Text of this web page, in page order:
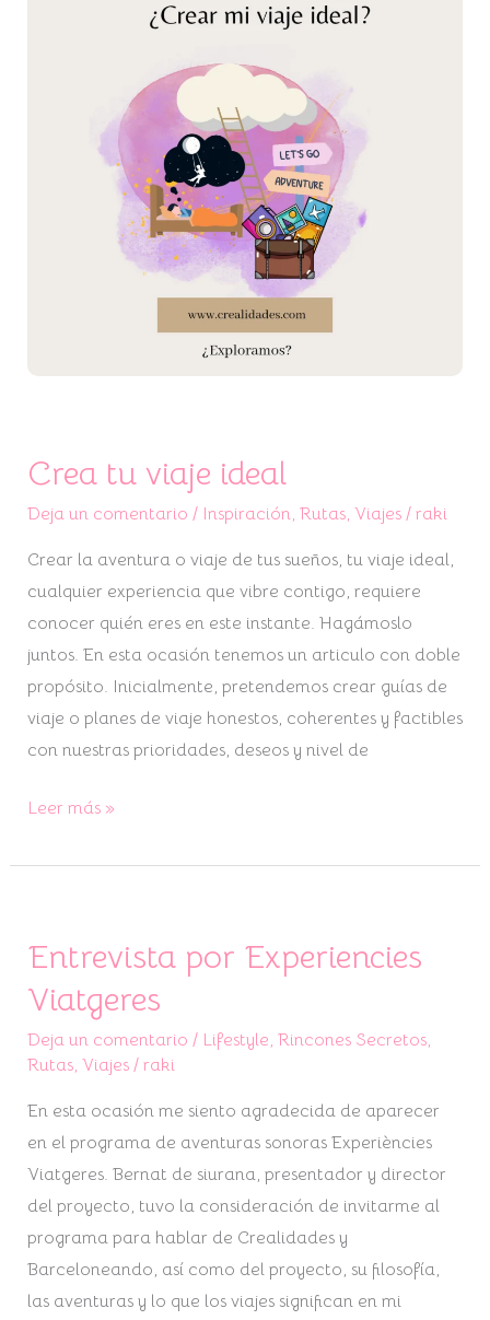
Crea tu viaje ideal
Deja un comentario / Inspiración, Rutas, Viajes/ raki
Crear la aventura o viaje de tus sueños, tu viaje ideal,
cualquier experiencia que vibre contigo, requiere
conocer quién eres en este instante. Hagámoslo
juntos. En esta ocasión tenemos un articulo con doble
propósito. Inicialmente, pretendemos crear guías de
viaje o planes de viaje honestos, coherentes y factibles
con nuestras prioridades, deseos y nivel de
Leer más »
Entrevista por Experiencies
Viatgeres
Deja un comentario / Lifestyle, Rincones Secretos,
Rutas, Viajes/ raki
En esta ocasión me siento agradecida de aparecer
en el programa de aventuras sonoras Experiències
Viatgeres. Bernat de siurana, presentador y director
del proyecto, tuvo la consideración de invitarme al
programa para hablar de Crealidades y
Barceloneando, así como del proyecto, su filosofía,
las aventuras y lo que los viajes significan en mi
Entrevista
Experiencies
Viatgeres